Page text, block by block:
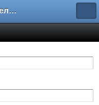
Форум владельцев интернет-магазинов